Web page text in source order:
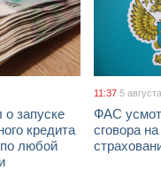
запуске
кредита
любой
11:37 5
ФАС
сговора